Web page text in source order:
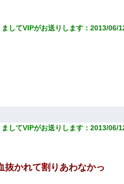
してVIPがお送りします ：2013/06/
してVIPがお送りします ：2013/06/
抜かれて割りあわなかっ